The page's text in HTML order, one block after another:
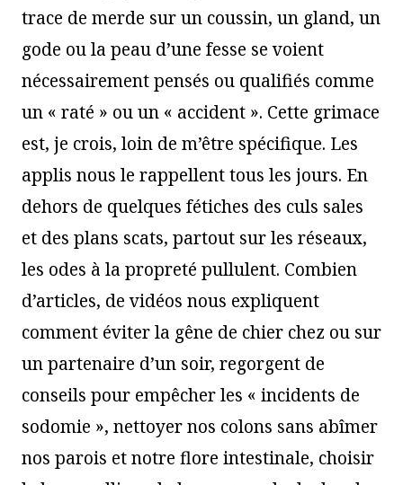
trace de merde sur un coussin, un gland, un
gode ou la peau d’une fesse se voient
nécessairement pensés ou qualifiés comme
un « raté » ou un « accident ». Cette grimace
est, je crois, loin de m’être spécifique. Les
applis nous le rappellent tous les jours. En
dehors de quelques fétiches des culs sales
et des plans scats, partout sur les réseaux,
les odes à la propreté pullulent. Combien
d’articles, de vidéos nous expliquent
comment éviter la gêne de chier chez ou sur
un partenaire d’un soir, regorgent de
conseils pour empêcher les « incidents de
sodomie », nettoyer nos colons sans abîmer
nos parois et notre flore intestinale, choisir